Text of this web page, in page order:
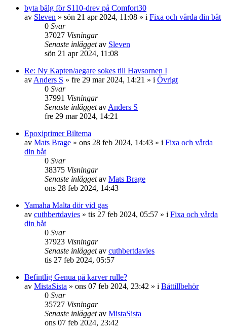
byta bälg för S110-drev på Comfort30
av Sleven » sön 21 apr 2024, 11:08 » i Fixa och vårda din båt
0 Svar
37027 Visningar
Senaste inläggetav Sleven
sön 21 apr 2024, 11:08
Re: Ny Kapten/aegare sokes till Havsornen I
av Anders S » fre 29 mar 2024, 14:21 » i Övrigt
0 Svar
37991 Visningar
Senaste inläggetav Anders S
fre 29 mar 2024, 14:21
Epoxiprimer Biltema
av Mats Brage » ons 28 feb 2024, 14:43 » i Fixa och vårda
din båt
0 Svar
38375 Visningar
Senaste inläggetav Mats Brage
ons 28 feb 2024, 14:43
Yamaha Malta dör vid gas
av cuthbertdavies » tis 27 feb 2024, 05:57 » i Fixa och vårda
din båt
0 Svar
37923 Visningar
Senaste inläggetav cuthbertdavies
tis 27 feb 2024, 05:57
Befintlig Genua på karver rulle?
av MistaSista » ons 07 feb 2024, 23:42 » i Båttillbehör
0 Svar
35727 Visningar
Senaste inläggetav MistaSista
ons 07 feb 2024, 23:42